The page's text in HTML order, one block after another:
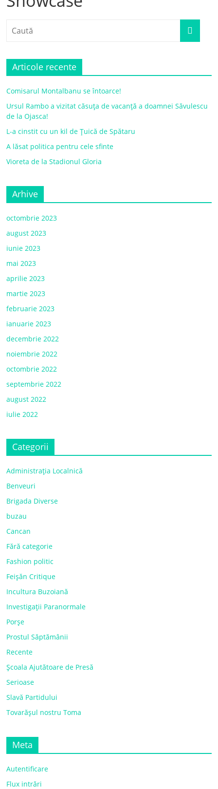
Articole recente
Comisarul Montalbanu se întoarce!
Ursul Rambo a vizitat căsuța de vacanță a doamnei Săvulescu
de la Ojasca!
L-a cinstit cu un kil de Țuică de Spătaru
A lăsat politica pentru cele sfinte
Vioreta de la Stadionul Gloria
Arhive
octombrie 2023
august 2023
iunie 2023
mai 2023
aprilie 2023
martie 2023
februarie 2023
ianuarie 2023
decembrie 2022
noiembrie 2022
octombrie 2022
septembrie 2022
august 2022
iulie 2022
Categorii
Administrația Localnică
Benveuri
Brigada Diverse
buzau
Cancan
Fără categorie
Fashion politic
Feișăn Critique
Incultura Buzoiană
Investigații Paranormale
Porșe
Prostul Săptămânii
Recente
Școala Ajutătoare de Presă
Serioase
Slavă Partidului
Tovarășul nostru Toma
Meta
Autentificare
Flux intrări